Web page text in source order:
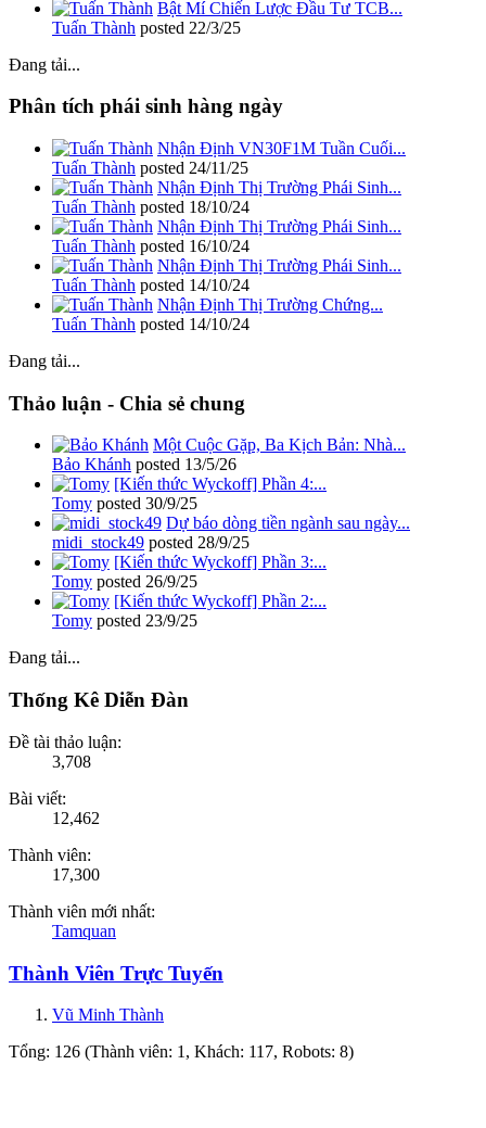
Bật Mí Chiến Lược Đầu Tư TCB...
Tuấn Thành posted 22/3/25
Đang tải...
Phân tích phái sinh hàng ngày
Nhận Định VN30F1M Tuần Cuối...
Tuấn Thành posted 24/11/25
Nhận Định Thị Trường Phái Sinh...
Tuấn Thành posted 18/10/24
Nhận Định Thị Trường Phái Sinh...
Tuấn Thành posted 16/10/24
Nhận Định Thị Trường Phái Sinh...
Tuấn Thành posted 14/10/24
Nhận Định Thị Trường Chứng...
Tuấn Thành posted 14/10/24
Đang tải...
Thảo luận - Chia sẻ chung
Một Cuộc Gặp, Ba Kịch Bản: Nhà...
Bảo Khánh posted 13/5/26
[Kiến thức Wyckoff] Phần 4:...
Tomy posted 30/9/25
Dự báo dòng tiền ngành sau ngày...
midi_stock49 posted 28/9/25
[Kiến thức Wyckoff] Phần 3:...
Tomy posted 26/9/25
[Kiến thức Wyckoff] Phần 2:...
Tomy posted 23/9/25
Đang tải...
Thống Kê Diễn Đàn
Đề tài thảo luận:
3,708
Bài viết:
12,462
Thành viên:
17,300
Thành viên mới nhất:
Tamquan
Thành Viên Trực Tuyến
Vũ Minh Thành
Tổng: 126 (Thành viên: 1, Khách: 117, Robots: 8)